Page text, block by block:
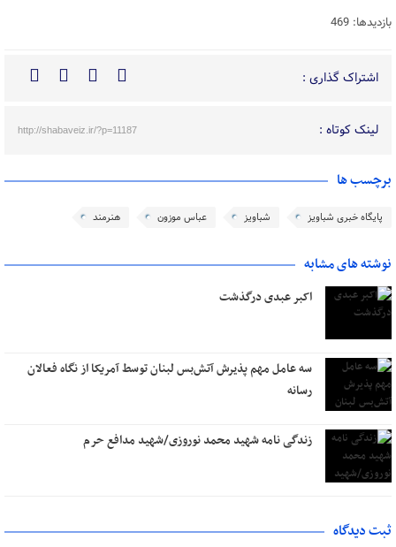
بازدیدها: 469
اشتراک گذاری :
لینک کوتاه : http://shabaveiz.ir/?p=11187
برچسب ها
پایگاه خبری شباویز شباویز عباس موزون هنرمند
نوشته های مشابه
اکبر عبدی درگذشت
سه عامل مهم پذیرش آتش‌بس لبنان توسط آمریکا از نگاه فعالان
رسانه
زندگی نامه شهید محمد نوروزی/شهید مدافع حرم
ثبت دیدگاه